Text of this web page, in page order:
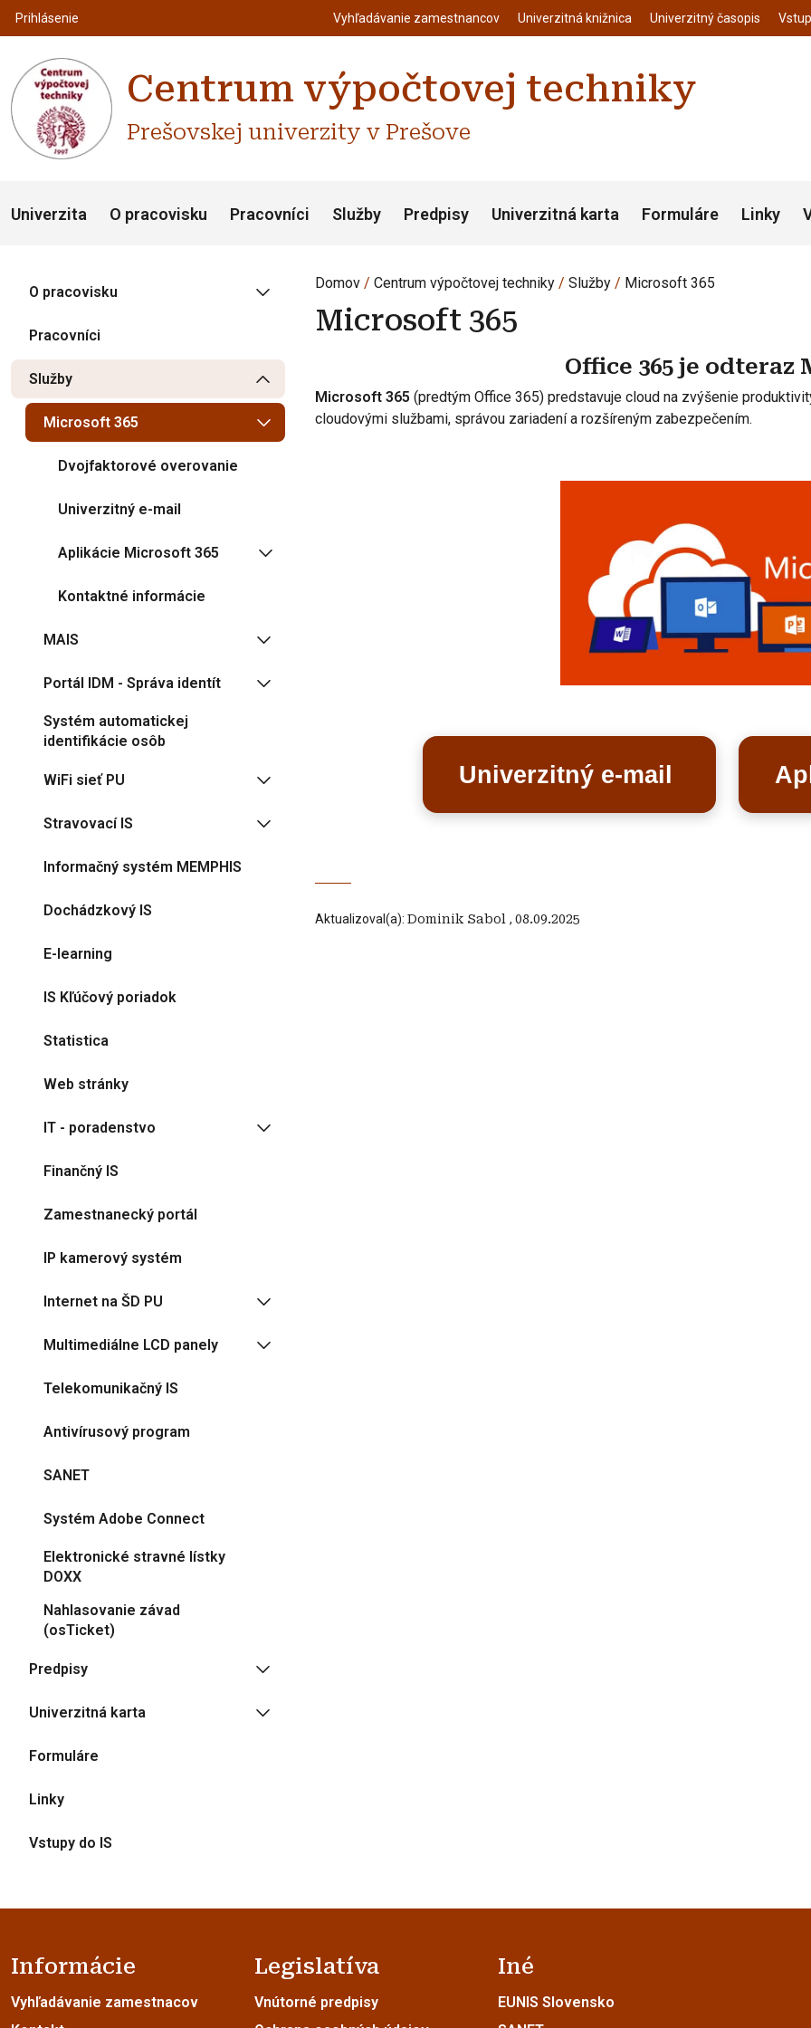
Skočiť na hlavný obsah
Používateľské menu
Prihlásenie Top menu
Vyhľadávanie zamestnancov Univerzitná knižnica Univerzitný časopis
Centrum výpočtovej techniky
Prešovskej univerzity v Prešove
Univerzita O pracovisku Pracovníci Služby Predpisy Univerzitná karta Formuláre Linky
Domov Centrum výpočtovej techniky Služby Microsoft 365
Microsoft 365
Office 365 je odteraz
Microsoft 365 (predtým Office 365) predstavuje cloud na zvýšenie
cloudovými službami, správou zariadení a rozšíreným zabezpečením.
Univerzitný e-mail
Aktualizoval(a): Dominik Sabol , 08.09.2025
O pracovisku
Pracovníci
Služby
Microsoft 365
Dvojfaktorové overovanie
Univerzitný e-mail
Aplikácie Microsoft 365
Kontaktné informácie
MAIS
Portál IDM - Správa identít
Systém automatickej
identifikácie osôb
WiFi sieť PU
Stravovací IS
Informačný systém MEMPHIS
Dochádzkový IS
E-learning
IS Kľúčový poriadok
Statistica
Web stránky
IT - poradenstvo
Finančný IS
Zamestnanecký portál
IP kamerový systém
Internet na ŠD PU
Multimediálne LCD panely
Telekomunikačný IS
Antivírusový program
SANET
Systém Adobe Connect
Elektronické stravné lístky
DOXX
Nahlasovanie závad
(osTicket)
Predpisy
Univerzitná karta
Formuláre
Linky
Vstupy do IS
Informácie
Vyhľadávanie zamestnacov
Legislatíva
Vnútorné predpisy
Iné
EUNIS Slovensko